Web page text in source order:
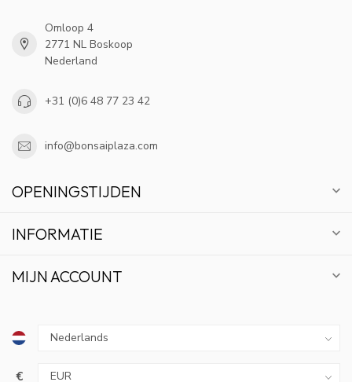
Omloop 4
2771 NL Boskoop
Nederland
+31 (0)6 48 77 23 42
info@bonsaiplaza.com
OPENINGSTIJDEN
INFORMATIE
MIJN ACCOUNT
€